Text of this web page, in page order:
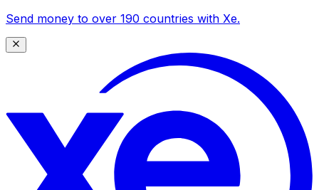
Send money to over 190 countries with Xe.